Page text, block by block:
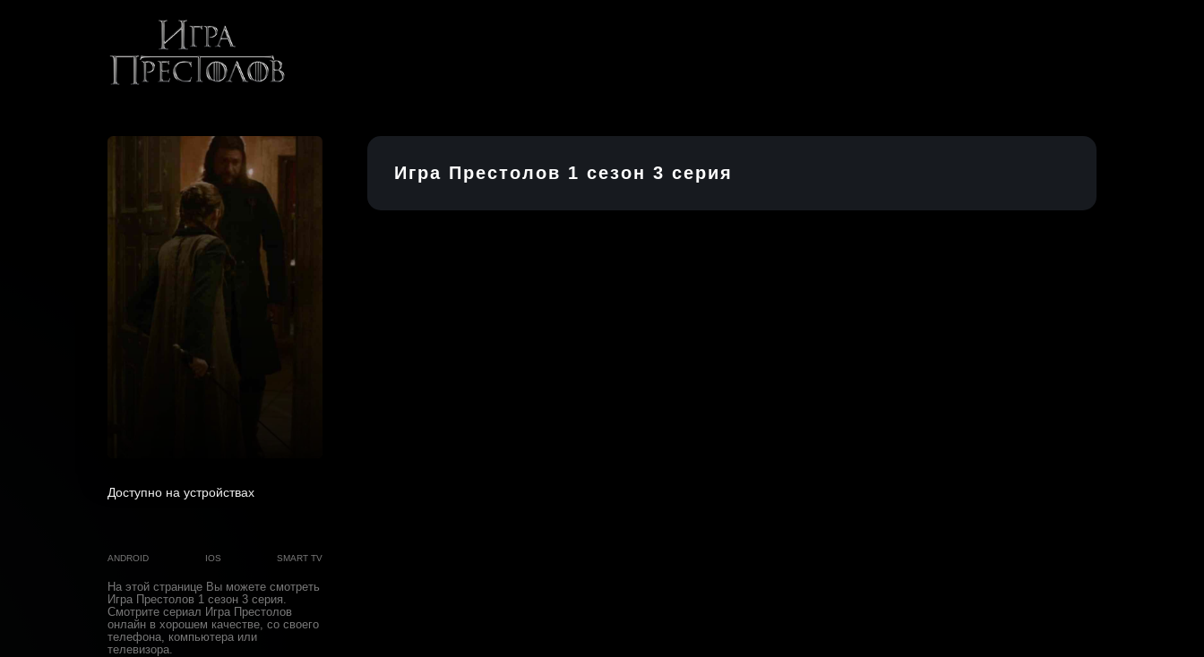
Игра Престолов 1 cезон 3 cерия
Доступно на устройствах
ANDROID IOS SMART TV
На этой странице Вы можете смотреть
Игра Престолов 1 cезон 3 cерия.
Смотрите сериал Игра Престолов
онлайн в хорошем качестве, со своего
телефона, компьютера или
телевизора.